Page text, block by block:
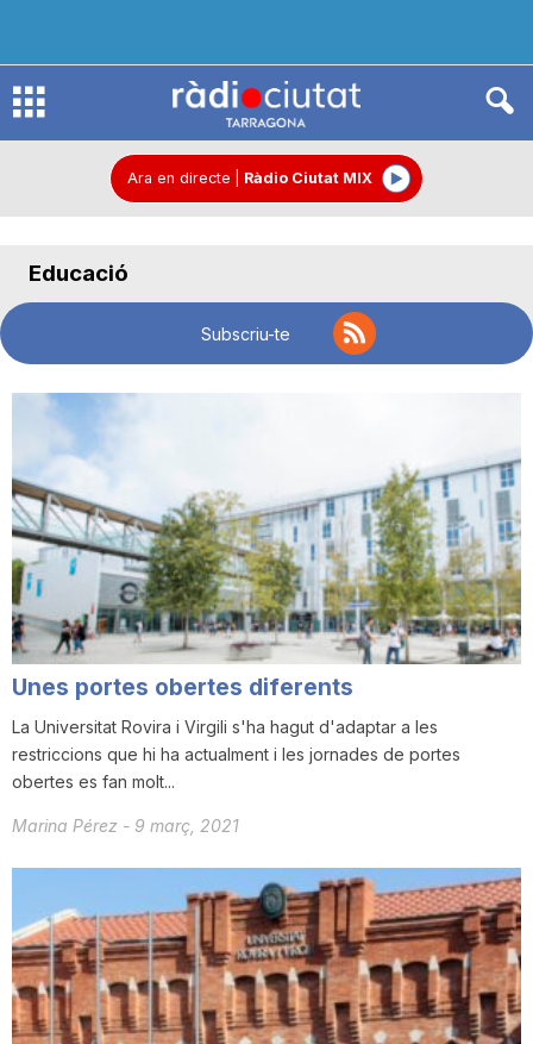
R
C
u
a
t
d
e
Ara en directe Ràdio Ciutat MIX
Educació
Subscriu-te
Unes portes obertes diferents
La Universitat Rovira i Virgili s'ha hagut d'adaptar a les
restriccions que hi ha actualment i les jornades de portes
obertes es fan molt...
Marina Pérez - 9 març, 2021